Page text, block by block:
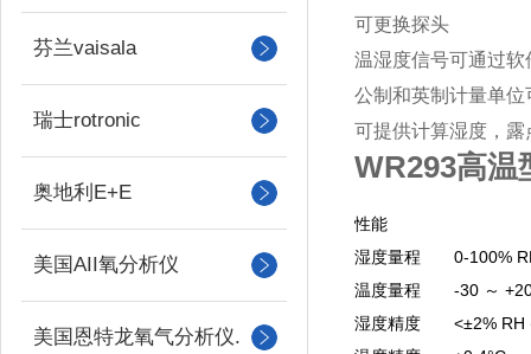
芬兰vaisala
瑞士rotronic
奥地利E+E
美国AII氧分析仪
美国恩特龙氧气分析仪.
可更换探头
温湿度信号可通过软
公制和英制计量单
可提供计算湿度，
WR293高温
性能
湿度量程
0-100%
温度量程
-30 ～
湿度精度
<±2% RH